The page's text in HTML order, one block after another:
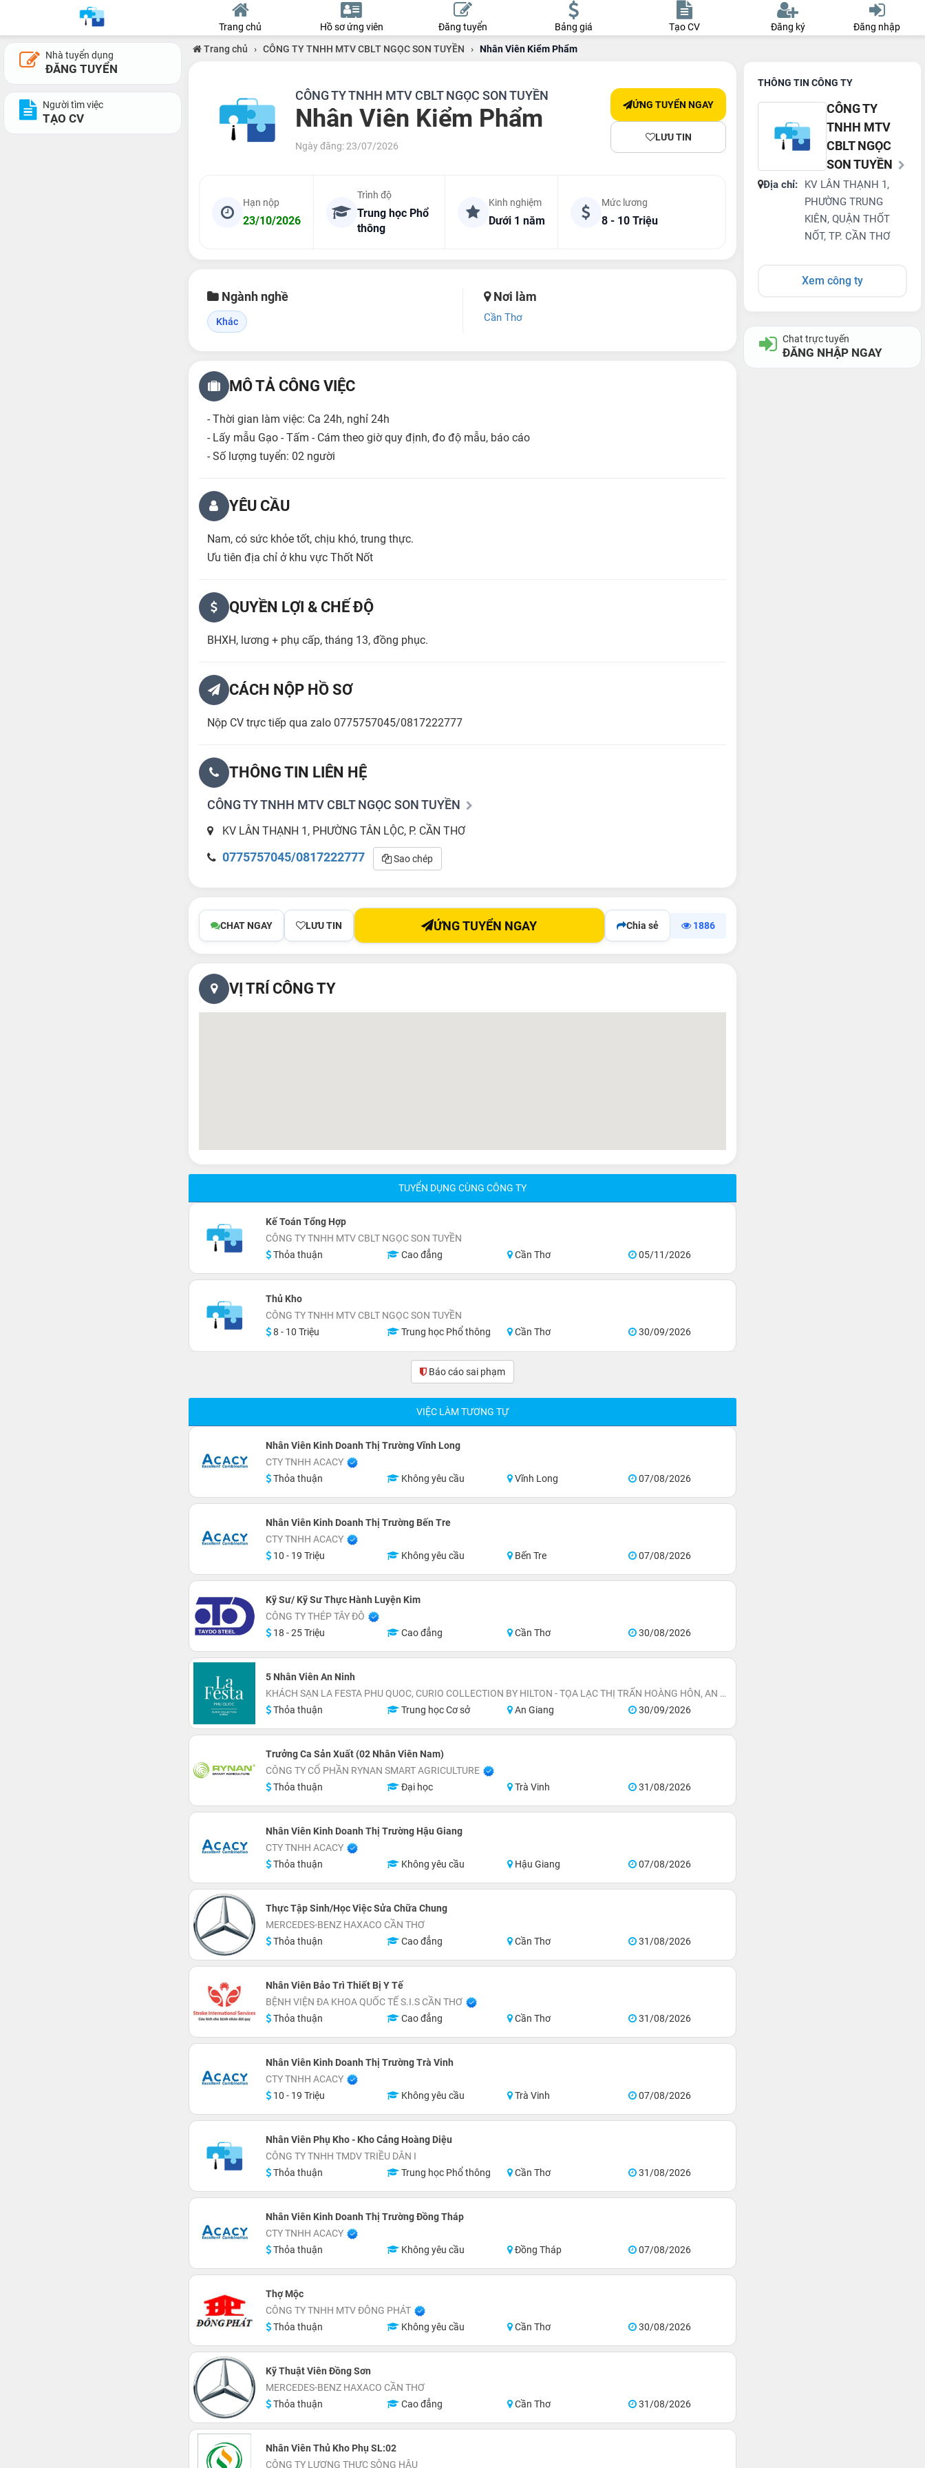
Trang chủ Hồ sơ ứng viên Đăng tuyển Bảng giá Tạo CV Đăng ký Đăng nhập
Nhà tuyển dụng
ĐĂNG TUYỂN
Người tìm việc
TẠO CV
Trang chủ › CÔNG TY TNHH MTV CBLT NGỌC SON TUYỀN › Nhân Viên Kiểm Phẩm
CÔNG TY TNHH MTV CBLT NGỌC SON TUYỀN
Nhân Viên Kiểm Phẩm
Ngày đăng: 23/07/2026
ỨNG TUYỂN NGAY
LƯU TIN
Hạn nộp
23/10/2026
Trình độ
Trung học Phổ
thông
Kinh nghiệm
Dưới 1 năm
Mức lương
8 - 10 Triệu
Ngành nghề
Khác
Nơi làm
Cần Thơ
MÔ TẢ CÔNG VIỆC
- Thời gian làm việc: Ca 24h, nghỉ 24h
- Lấy mẫu Gạo - Tấm - Cám theo giờ quy định, đo độ mẫu, báo cáo
- Số lượng tuyển: 02 người
YÊU CẦU
Nam, có sức khỏe tốt, chịu khó, trung thực.
Ưu tiên địa chỉ ở khu vực Thốt Nốt
QUYỀN LỢI & CHẾ ĐỘ
BHXH, lương + phụ cấp, tháng 13, đồng phục.
CÁCH NỘP HỒ SƠ
Nộp CV trực tiếp qua zalo 0775757045/0817222777
THÔNG TIN LIÊN HỆ
CÔNG TY TNHH MTV CBLT NGỌC SON TUYỀN
KV LÂN THẠNH 1, PHƯỜNG TÂN LỘC, P. CẦN THƠ
0775757045/0817222777 Sao chép
CHAT NGAY LƯU TIN ỨNG TUYỂN NGAY Chia sẻ 1886
VỊ TRÍ CÔNG TY
TUYỂN DỤNG CÙNG CÔNG TY
Kế Toán Tổng Hợp
CÔNG TY TNHH MTV CBLT NGỌC SON TUYỀN
Thỏa thuận
Cao đẳng Cần Thơ 05/11/2026
Thủ Kho
CÔNG TY TNHH MTV CBLT NGỌC SON TUYỀN
8 - 10 Triệu
Trung học Phổ thông Cần Thơ 30/09/2026
Báo cáo sai phạm(0)
VIỆC LÀM TƯƠNG TỰ
Nhân Viên Kinh Doanh Thị Trường Vĩnh Long
CTY TNHH ACACY
Thỏa thuận
Không yêu cầu Vĩnh Long 07/08/2026
Nhân Viên Kinh Doanh Thị Trường Bến Tre
CTY TNHH ACACY
10 - 19 Triệu
Không yêu cầu Bến Tre 07/08/2026
Kỹ Sư/ Kỹ Sư Thực Hành Luyện Kim
CÔNG TY THÉP TÂY ĐÔ
18 - 25 Triệu
Cao đẳng Cần Thơ 30/08/2026
5 Nhân Viên An Ninh
KHÁCH SẠN LA FESTA PHU QUOC, CURIO COLLECTION BY HILTON - TỌA LẠC THỊ TRẤN HOÀNG HÔN, AN THỚI, ĐẶC KHU PHÚ QUỐC
Thỏa thuận
Trung học Cơ sở An Giang 30/09/2026
Trưởng Ca Sản Xuất (02 Nhân Viên Nam)
CÔNG TY CỔ PHẦN RYNAN SMART AGRICULTURE
Thỏa thuận
Đại học Trà Vinh 31/08/2026
Nhân Viên Kinh Doanh Thị Trường Hậu Giang
CTY TNHH ACACY
Thỏa thuận
Không yêu cầu Hậu Giang 07/08/2026
Thực Tập Sinh/Học Việc Sửa Chữa Chung
MERCEDES-BENZ HAXACO CẦN THƠ
Thỏa thuận
Cao đẳng Cần Thơ 31/08/2026
Nhân Viên Bảo Trì Thiết Bị Y Tế
BỆNH VIỆN ĐA KHOA QUỐC TẾ S.I.S CẦN THƠ
Thỏa thuận
Cao đẳng Cần Thơ 31/08/2026
Nhân Viên Kinh Doanh Thị Trường Trà Vinh
CTY TNHH ACACY
10 - 19 Triệu
Không yêu cầu Trà Vinh 07/08/2026
Nhân Viên Phụ Kho - Kho Cảng Hoàng Diệu
CÔNG TY TNHH TMDV TRIỀU DÂN I
Thỏa thuận
Trung học Phổ thông Cần Thơ 31/08/2026
Nhân Viên Kinh Doanh Thị Trường Đồng Tháp
CTY TNHH ACACY
Thỏa thuận
Không yêu cầu Đồng Tháp 07/08/2026
Thợ Mộc
CÔNG TY TNHH MTV ĐÔNG PHÁT
Thỏa thuận
Không yêu cầu Cần Thơ 30/08/2026
Kỹ Thuật Viên Đồng Sơn
MERCEDES-BENZ HAXACO CẦN THƠ
Thỏa thuận
Cao đẳng Cần Thơ 31/08/2026
Nhân Viên Thủ Kho Phụ SL:02
CÔNG TY LƯƠNG THỰC SÔNG HẬU
THÔNG TIN CÔNG TY
CÔNG TY
TNHH MTV
CBLT NGỌC
SON TUYỀN
Địa chỉ:
KV LÂN THẠNH 1,
PHƯỜNG TRUNG
KIÊN, QUẬN THỐT
NỐT, TP. CẦN THƠ
Xem công ty
Chat trực tuyến
ĐĂNG NHẬP NGAY